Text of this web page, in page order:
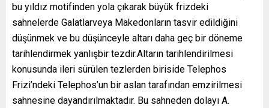
bu yıldız motifinden yola çıkarak büyük frizdeki
sahnelerde Galatlarveya Makedonların tasvir edildiğini
düşünmek ve bu düşünceyle altarı daha geç bir döneme
tarihlendirmek yanlışbir tezdir.Altarın tarihlendirilmesi
konusunda ileri sürülen tezlerden biriside Telephos
Frizi’ndeki Telephos’un bir aslan tarafından emzirilmesi
sahnesine dayandırılmaktadır. Bu sahneden dolayı A.